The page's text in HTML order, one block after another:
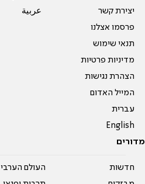
יצירת קשר
פרסמו אצלנו
תנאי שימוש
מדיניות פרטיות
הצהרת נגישות
המייל האדום
עברית
English
عربية
מדורים
חדשות
העולם הערבי